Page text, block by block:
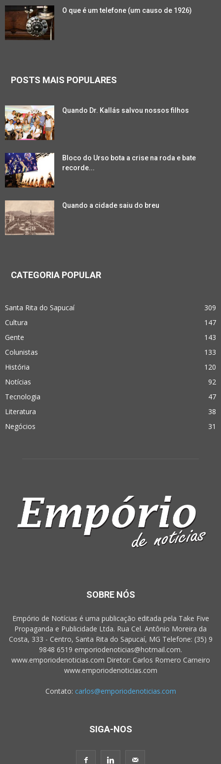
O que é um telefone (um causo de 1926)
POSTS MAIS POPULARES
Quando Dr. Kallás salvou nossos filhos
Bloco do Urso bota a crise na roda e bate
recorde...
Quando a cidade saiu do breu
CATEGORIA POPULAR
Santa Rita do Sapucaí
309
Cultura
147
Gente
143
Colunistas
133
História
120
Notícias
92
Tecnologia
47
Literatura
38
Negócios
31
SOBRE NÓS
Empório de Notícias é uma publicação editada pela Take Five
Propaganda e Publicidade Ltda. Rua Cel. Antônio Moreira da
Costa, 333 - Centro, Santa Rita do Sapucaí, MG Telefone: (35) 9
9848 6519 emporiodenoticias@hotmail.com.
www.emporiodenoticias.com Diretor: Carlos Romero Carneiro
www.emporiodenoticias.com
Contato: carlos@emporiodenoticias.com
SIGA-NOS